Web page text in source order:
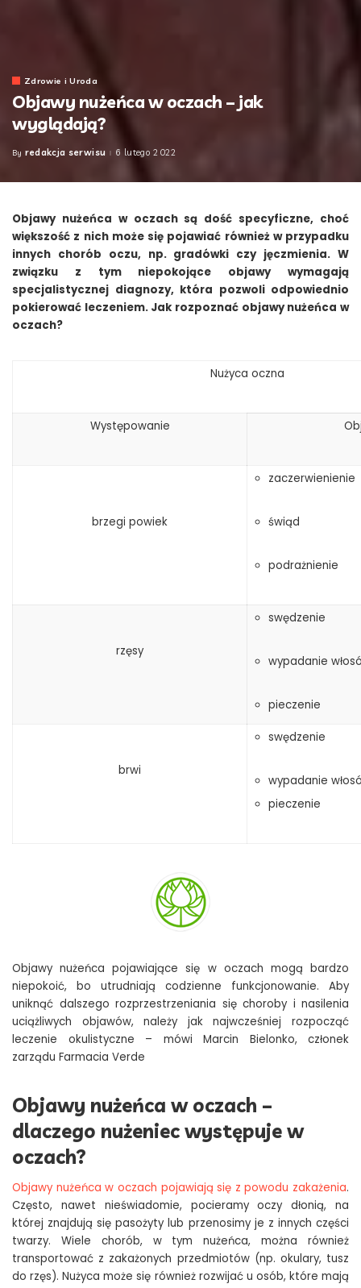
Zdrowie i Uroda
Objawy nużeńca w oczach – jak
wyglądają?
Posted
By redakcja serwisu 6 lutego 2022
Objawy nużeńca w oczach są dość specyficzne, choć
większość z nich może się pojawiać również w przypadku
innych chorób oczu, np. gradówki czy jęczmienia. W
związku z tym niepokojące objawy wymagają
specjalistycznej diagnozy, która pozwoli odpowiednio
pokierować leczeniem. Jak rozpoznać objawy nużeńca w
oczach?
Nużyca oczna
Występowanie
brzegi powiek
zaczerwienienie
świąd
podrażnienie
rzęsy
swędzenie
wypadanie
pieczenie
brwi
swędzenie
wypadanie
pieczenie
Objawy nużeńca pojawiające się w oczach mogą bardzo
niepokoić, bo utrudniają codzienne funkcjonowanie. Aby
uniknąć dalszego rozprzestrzeniania się choroby i nasilenia
uciążliwych objawów, należy jak najwcześniej rozpocząć
leczenie okulistyczne – mówi Marcin Bielonko, członek
zarządu Farmacia Verde
Objawy nużeńca w oczach –
dlaczego nużeniec występuje w
oczach?
Objawy nużeńca w oczach pojawiają się z powodu zakażenia.
Często, nawet nieświadomie, pocieramy oczy dłonią, na
której znajdują się pasożyty lub przenosimy je z innych części
twarzy. Wiele chorób, w tym nużeńca, można również
transportować z zakażonych przedmiotów (np. okulary, tusz
do rzęs). Nużyca może się również rozwijać u osób, które mają